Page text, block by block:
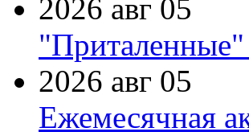
2026 авг 05
2026 авг 05
Ежемесячная